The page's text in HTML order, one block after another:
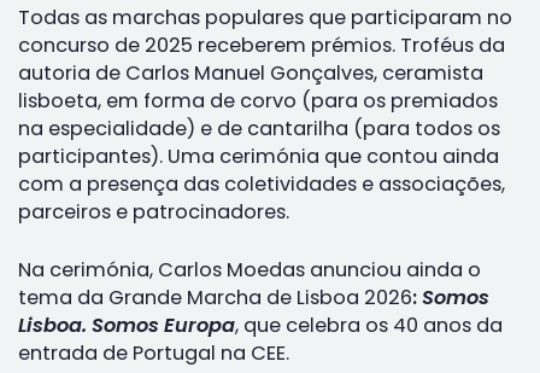
Todas as marchas populares que participaram no
concurso de 2025 receberem prémios. Troféus da
autoria de Carlos Manuel Gonçalves, ceramista
lisboeta, em forma de corvo (para os premiados
na especialidade) e de cantarilha (para todos os
participantes). Uma cerimónia que contou ainda
com a presença das coletividades e associações,
parceiros e patrocinadores.
Na cerimónia, Carlos Moedas anunciou ainda o
tema da Grande Marcha de Lisboa 2026:Somos
Lisboa. Somos Europa, que celebra os 40 anos da
entrada de Portugal na CEE.